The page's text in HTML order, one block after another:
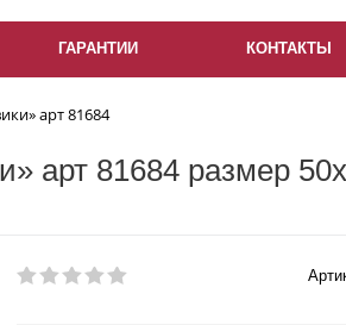
ГАРАНТИИ КОНТАКТЫ
арт 81684
арт 81684 размер